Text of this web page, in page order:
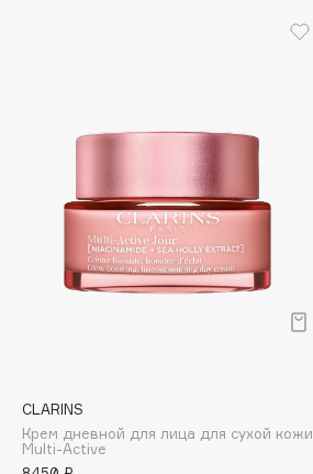
Carolina Herrera
Celimax
Chupa Chups
Clive Christian
Club De Nuit
CLARINS
Крем дневной для лица для сухой кожи
Multi-Active